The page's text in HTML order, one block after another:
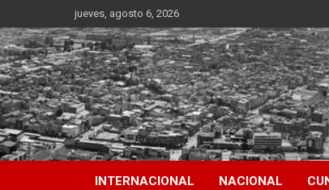
to
content
jueves, agosto 6, 2026
INTERNACIONAL NACIONAL